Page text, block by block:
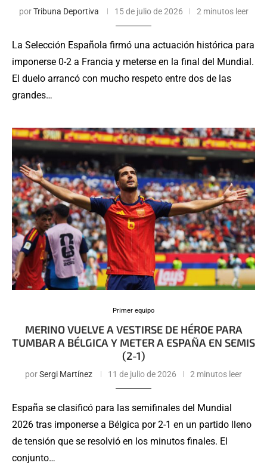
porTribuna Deportiva 15 de julio de 2026 2 minutos leer
La Selección Española firmó una actuación histórica para
imponerse 0-2 a Francia y meterse en la final del Mundial.
El duelo arrancó con mucho respeto entre dos de las
grandes…
Primer equipo
MERINO VUELVE A VESTIRSE DE HÉROE PARA
TUMBAR A BÉLGICA Y METER A ESPAÑA EN SEMIS
(2-1)
porSergi Martínez 11 de julio de 2026 2 minutos leer
España se clasificó para las semifinales del Mundial
2026 tras imponerse a Bélgica por 2-1 en un partido lleno
de tensión que se resolvió en los minutos finales. El
conjunto…